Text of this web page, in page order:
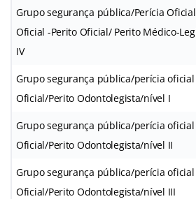
Grupo segurança pública/Perícia
Oficial -Perito Oficial/ Perito Médico-
IV
Grupo segurança pública/perícia oficial
Oficial/Perito Odontolegista/nível I
Grupo segurança pública/perícia oficial
Oficial/Perito Odontolegista/nível II
Grupo segurança pública/perícia oficial
Oficial/Perito Odontolegista/nível III